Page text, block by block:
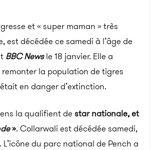
et « super maman » très
est décédée ce samedi à l’âge de
BBC Newsle 18 janvier. Elle a
la population de tigres
en danger d’extinction.
la qualifient de star nationale, et
». Collarwali est décédée samedi,
L’icône du parc national de Pench a